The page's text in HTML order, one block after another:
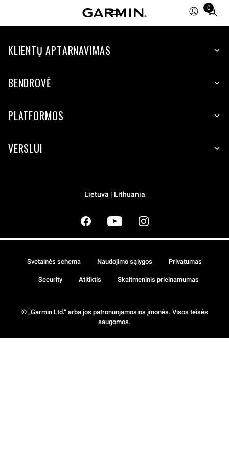
0
Total
KLIENTŲ APTARNAVIMAS
BENDROVĖ
PLATFORMOS
VERSLUI
Lietuva | Lithuania
© „Garmin Ltd.“ arba jos patronuojamosios įmonės. Visos teisės
saugomos.
Svetainės schema Naudojimo sąlygos Privatumas
Security Atitiktis Skaitmeninis prieinamumas